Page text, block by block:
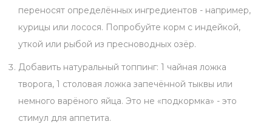
переносят определённых ингредиентов - например,
курицы или лосося. Попробуйте корм с индейкой,
уткой или рыбой из пресноводных озёр.
Добавить натуральный топпинг: 1 чайная ложка
творога, 1 столовая ложка запечённой тыквы или
немного варёного яйца. Это не «подкормка» - это
стимул для аппетита.